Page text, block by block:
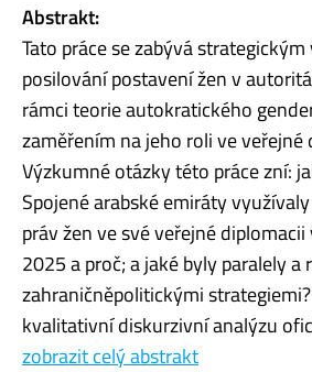
Abstrakt:
Tato práce se zabývá
posilování postavení žen v
rámci teorie autokratického
zaměřením na jeho roli ve veřejné
Výzkumné otázky této práce zní:
Spojené arabské emiráty
práv žen ve své veřejné
2025 a proč; a jaké byly paralely a
zahraničněpolitickými
kvalitativní diskurzivní analýzu
zobrazit celý abstrakt